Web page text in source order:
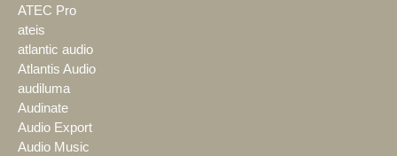
ATEC Pro
ateis
atlantic audio
Atlantis Audio
audiluma
Audinate
Audio Export
Audio Music